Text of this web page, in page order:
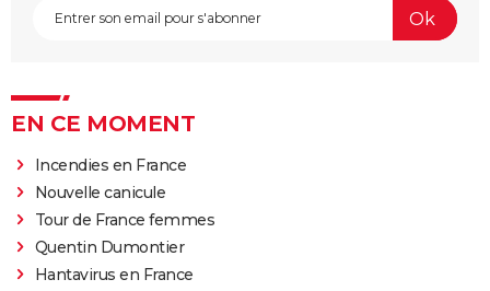
EN CE MOMENT
Incendies en France
Nouvelle canicule
Tour de France femmes
Quentin Dumontier
Hantavirus en France